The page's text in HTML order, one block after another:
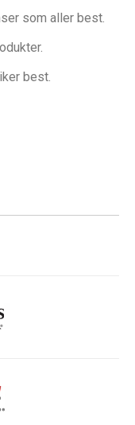
som aller best.
best.